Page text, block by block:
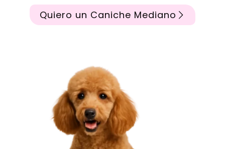
Quiero un Caniche Mediano